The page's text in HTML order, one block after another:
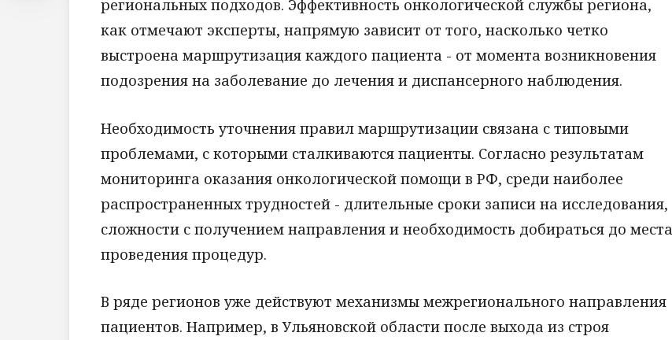
региональных подходов. Эффективность онкологической службы региона,
как отмечают эксперты, напрямую зависит от того, насколько четко
выстроена маршрутизация каждого пациента - от момента возникновения
подозрения на заболевание до лечения и диспансерного наблюдения.
Необходимость уточнения правил маршрутизации связана с типовыми
проблемами, с которыми сталкиваются пациенты. Согласно результатам
мониторинга оказания онкологической помощи в РФ, среди наиболее
распространенных трудностей - длительные сроки записи на исследования,
сложности с получением направления и необходимость добираться до места
проведения процедур.
В ряде регионов уже действуют механизмы межрегионального направления
пациентов. Например, в Ульяновской области после выхода из строя